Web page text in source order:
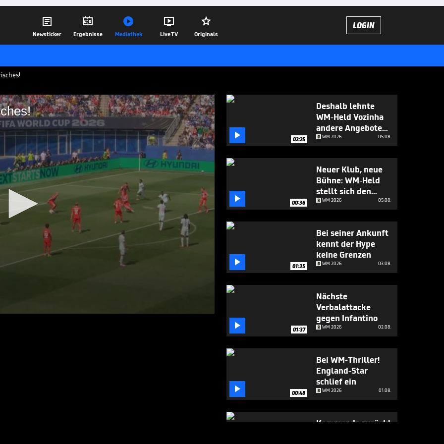

Newsticker

Ergebnisse

Mediathek

Live TV

Originals
LOGIN
Der französische Flügelstürmer
nur 25 Minuten dreimal und setzt im
Ausrufezeichen! Es ist der
Historie.
26.06.26
 02:25
Deshalb lehnte
WM-Held Vozinha
andere Angebote
abWM 2026 05.08.
 00:36
Neuer Klub, neue
Bühne: WM-Held
stellt sich den
Fragen
WM 2026 05.08.
 01:35
Bei seiner Ankunft
kennt der Hype
keine Grenzen
WM 2026 03.08.
 01:37
Nächste
Verbalattacke
gegen Infantino
WM 2026 02.08.
 00:48
Bei WM-Thriller!
England-Star
schlief ein
WM 2026 01.08.
Kommando zurück!